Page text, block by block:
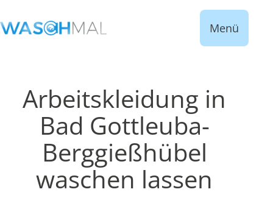
Menü
Arbeitskleidung in
Bad Gottleuba-
Berggießhübel
waschen lassen